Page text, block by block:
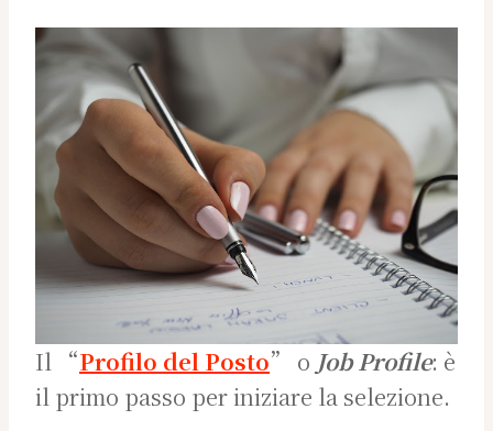
Il “Profilo del Posto” o Job Profile: è
il primo passo per iniziare la selezione.